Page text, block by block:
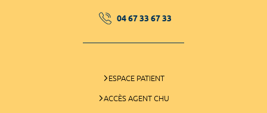
04 67 33 67 33
ESPACE PATIENT
ACCÈS AGENT CHU